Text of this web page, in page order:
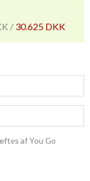
/ 30.625 DKK
af You Go